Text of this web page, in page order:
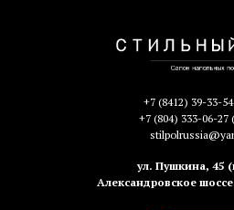
+7 (8412) 39-33-54
+7 (804) 333-06-27
ул. Пушкина, 45
Александровское